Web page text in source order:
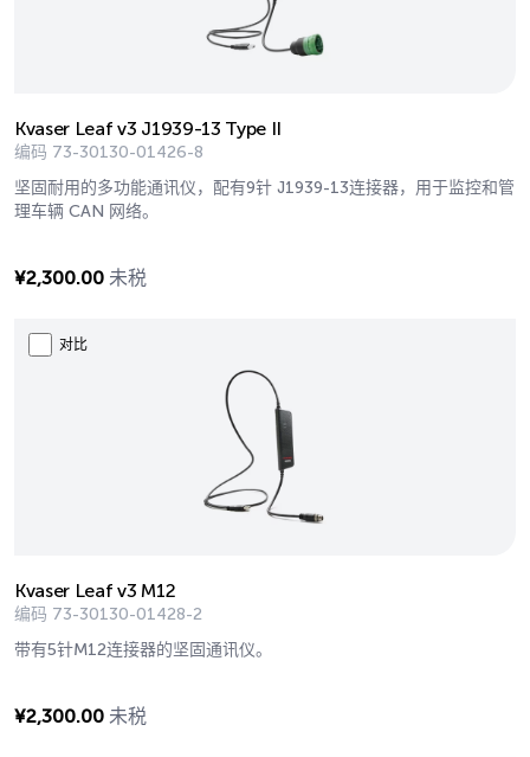
Kvaser Leaf v3 J1939-13 Type II
编码 73-30130-01426-8
坚固耐用的多功能通讯仪，配有9针 J1939-13连接器，用于监控和管
理车辆 CAN 网络。
¥2,300.00 未税
对比
Kvaser Leaf v3 M12
编码 73-30130-01428-2
带有5针M12连接器的坚固通讯仪。
¥2,300.00 未税